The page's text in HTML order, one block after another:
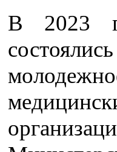
В 2023